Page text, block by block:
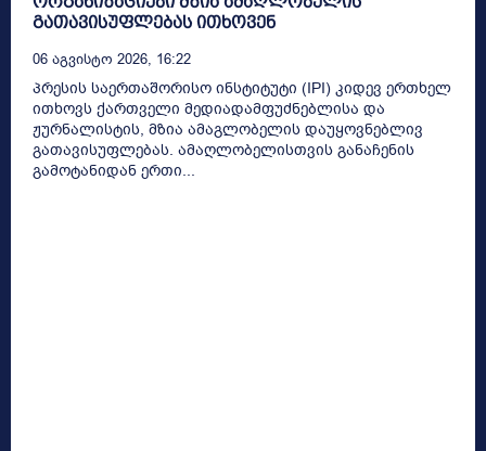
გათავისუფლებას ითხოვენ
06 Აგვისტო 2026, 16:22
პრესის საერთაშორისო ინსტიტუტი (IPI) კიდევ ერთხელ
ითხოვს ქართველი მედიადამფუძნებლისა და
ჟურნალისტის, მზია ამაგლობელის დაუყოვნებლივ
გათავისუფლებას. ამაღლობელისთვის განაჩენის
გამოტანიდან ერთი...